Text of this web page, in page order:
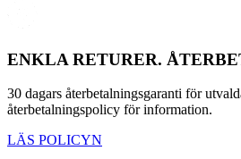
ENKLA RETURER.
30 dagars återbetalningsgaranti för
återbetalningspolicy för information.
LÄS POLICYN